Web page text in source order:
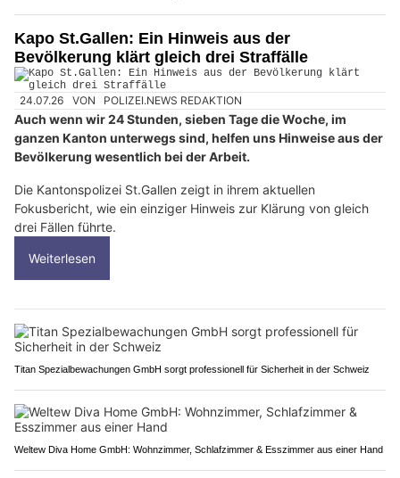
Kapo St.Gallen: Ein Hinweis aus der
Bevölkerung klärt gleich drei Straffälle
24.07.26 VON POLIZEI.NEWS REDAKTION
Auch wenn wir 24 Stunden, sieben Tage die Woche, im
ganzen Kanton unterwegs sind, helfen uns Hinweise aus der
Bevölkerung wesentlich bei der Arbeit.
Die Kantonspolizei St.Gallen zeigt in ihrem aktuellen
Fokusbericht, wie ein einziger Hinweis zur Klärung von gleich
drei Fällen führte.
Weiterlesen
Titan Spezialbewachungen GmbH sorgt professionell für Sicherheit in der Schweiz
Weltew Diva Home GmbH: Wohnzimmer, Schlafzimmer & Esszimmer aus einer Hand